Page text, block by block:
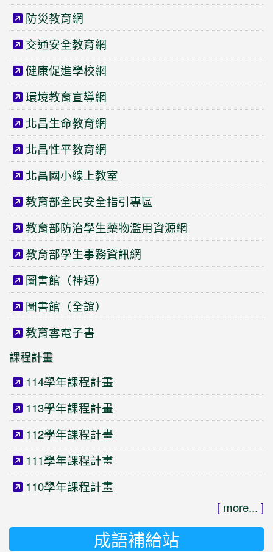
防災教育網
交通安全教育網
健康促進學校網
環境教育宣導網
北昌生命教育網
北昌性平教育網
北昌國小線上教室
教育部全民安全指引專區
教育部防治學生藥物濫用資源網
教育部學生事務資訊網
圖書館（神通）
圖書館（全誼）
教育雲電子書
課程計畫
114學年課程計畫
113學年課程計畫
112學年課程計畫
111學年課程計畫
110學年課程計畫
[ more... ]
成語補給站